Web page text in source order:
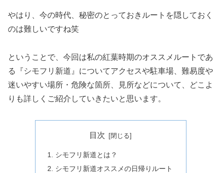
やはり、今の時代、秘密のとっておきルートを隠しておく
のは難しいですね笑
ということで、今回は私の紅葉時期のオススメルートであ
る『シモフリ新道』についてアクセスや駐車場、難易度や
迷いやすい場所・危険な箇所、見所などについて、どこよ
りも詳しくご紹介していきたいと思います。
目次
シモフリ新道とは？
シモフリ新道オススメの日帰りルート